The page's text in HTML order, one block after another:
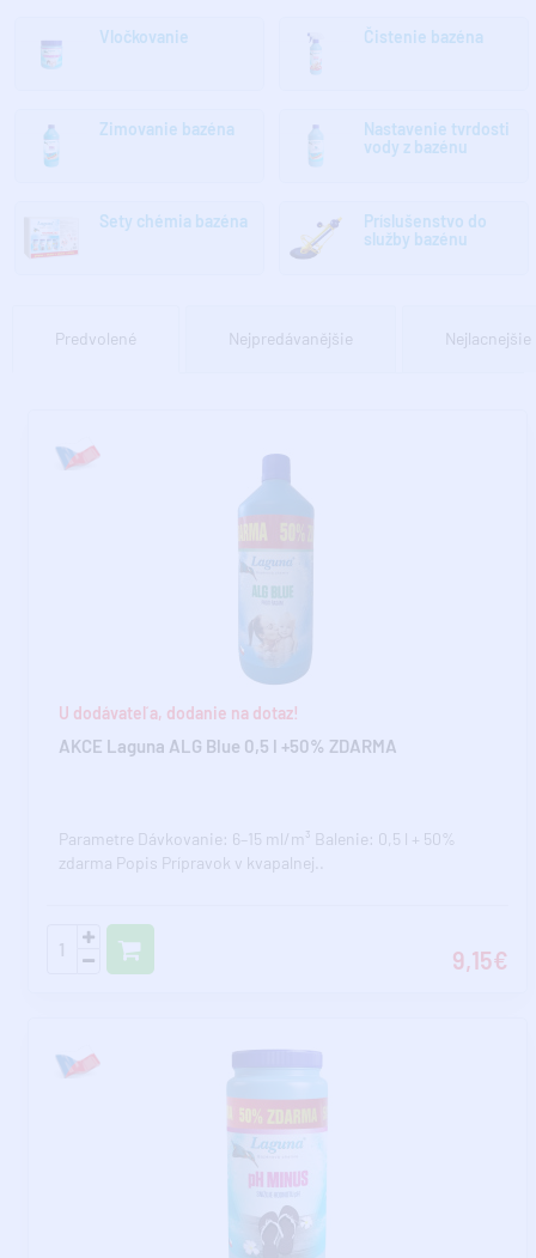
Vločkovanie Čistenie bazéna
Zimovanie bazéna
Nastavenie tvrdosti
vody z bazénu
Sety chémia bazéna
Príslušenstvo do
služby bazénu
Predvolené Nejpredávanějšie Nejlacnejšie
U dodávateľa, dodanie na dotaz!
AKCE Laguna ALG Blue 0,5 l +50% ZDARMA
Parametre Dávkovanie: 6–15 ml/m³ Balenie: 0,5 l + 50%
zdarma Popis Prípravok v kvapalnej..
9,15€